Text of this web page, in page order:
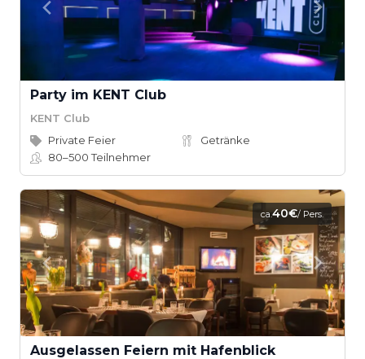
Party im KENT Club
KENT Club
Private Feier
Getränke
80–500Teilnehmer
ca.40€/ Pers.
Ausgelassen Feiern mit Hafenblick